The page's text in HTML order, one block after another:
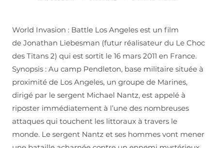
World Invasion : Battle Los Angeles est un film
de Jonathan Liebesman (futur réalisateur du Le Choc
des Titans 2) qui est sortit le 16 mars 2011 en France.
Synopsis : Au camp Pendleton, base militaire située à
proximité de Los Angeles, un groupe de Marines,
dirigé par le sergent Michael Nantz, est appelé à
riposter immédiatement à l’une des nombreuses
attaques qui touchent les littoraux à travers le
monde. Le sergent Nantz et ses hommes vont mener